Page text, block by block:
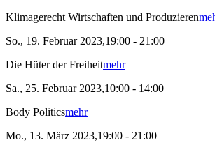
Klimagerecht Wirtschaften und Produzieren
So., 19. Februar 2023,19:00 - 21:00
Die Hüter der Freiheitmehr
Sa., 25. Februar 2023,10:00 - 14:00
Body Politicsmehr
Mo., 13. März 2023,19:00 - 21:00